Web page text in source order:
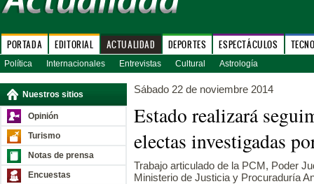
PORTADA EDITORIAL ACTUALIDAD DEPORTES ESPECTÁCULOS
Política Internacionales Entrevistas Cultural Astrología
Nuestros sitios
Opinión
Turismo
Notas de prensa
Encuestas
Sábado 22 de noviembre 2014
Estado realizará
electas investigadas
Trabajo articulado de la PCM, Poder
Ministerio de Justicia y Procuraduría